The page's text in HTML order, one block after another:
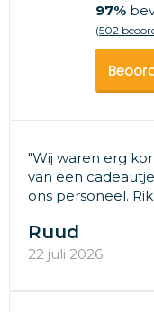
97%
(502
"Wij waren erg
van een
ons personeel. Rik
Ruud
22 juli 2026